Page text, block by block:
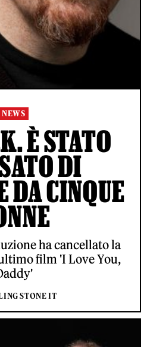
NEWS
È STATO
DI
DA CINQUE
ha cancellato la
film 'I Love You,
STONE IT